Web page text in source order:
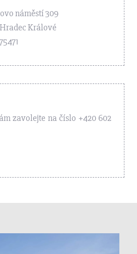
náměstí 309
Králové
zavolejte na číslo +420 602